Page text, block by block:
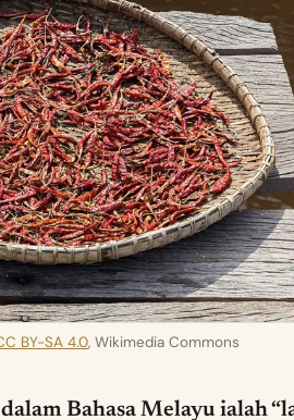
BY-SA 4.0, Wikimedia Commons
Bahasa Melayu ialah